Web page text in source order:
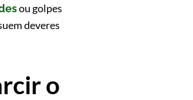
ou golpes
deveres
o